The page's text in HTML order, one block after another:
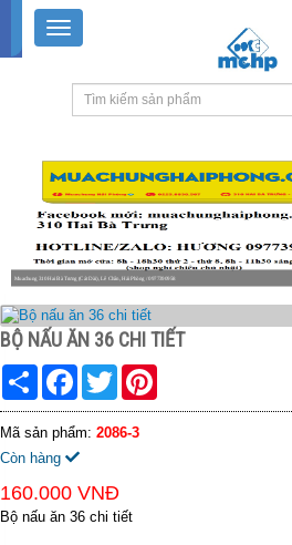
Muachung 310 Hai Bà Trưng (Cát Dài), Lê Chân, Hải Phòng / 0977390958
BỘ NẤU ĂN 36 CHI TIẾT
Share FacebookTwitter
Mã sản phẩm: 2086-3
Còn hàng
160.000 VNĐ
Bộ nấu ăn 36 chi tiết